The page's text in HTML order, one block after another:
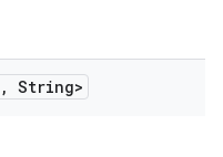
, String>